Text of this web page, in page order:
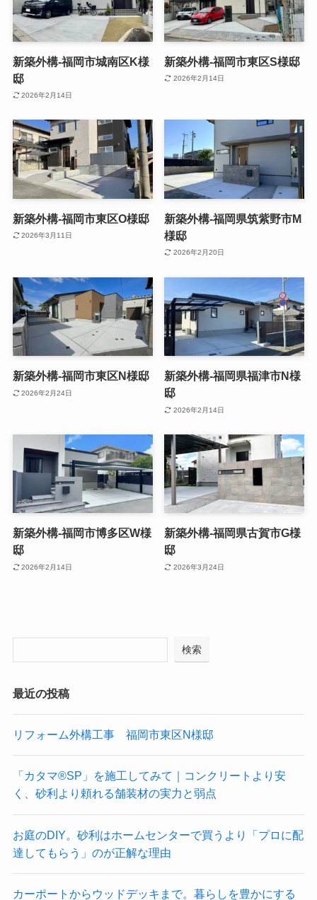
新築外構-福岡市城南区K様
邸
2026年2月14日
新築外構-福岡市東区S様邸
2026年2月14日
新築外構-福岡市東区O様邸
2026年3月11日
新築外構-福岡県筑紫野市M
様邸
2026年2月20日
新築外構-福岡市東区N様邸
2026年2月24日
新築外構-福岡県福津市N様
邸
2026年2月14日
新築外構-福岡市博多区W様
邸
2026年2月14日
新築外構-福岡県古賀市G様
邸
2026年3月24日
検索
最近の投稿
リフォーム外構工事 福岡市東区N様邸
「カタマ®SP」を施工してみて｜コンクリートより安
く、砂利より頼れる舗装材の実力と弱点
お庭のDIY。砂利はホームセンターで買うより「プロに配
達してもらう」のが正解な理由
カーポートからウッドデッキまで。暮らしを豊かにする